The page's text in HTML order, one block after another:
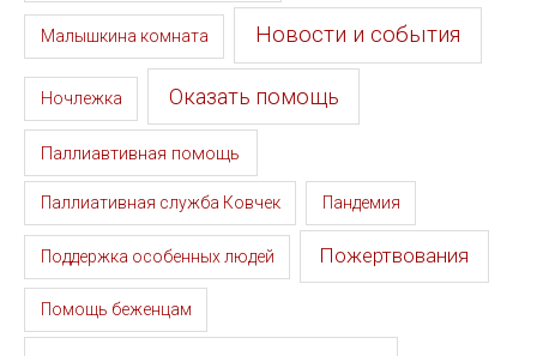
Малышкина комната Новости и события
Ночлежка Оказать помощь
Паллиавтивная помощь
Паллиативная служба Ковчек Пандемия
Поддержка особенных людей Пожертвования
Помощь беженцам